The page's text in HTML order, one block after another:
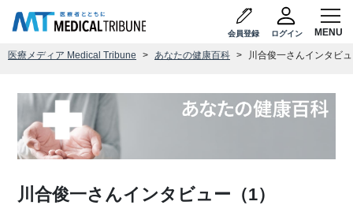
会員登録 ログイン
医療メディア Medical Tribune あなたの健康百科 川合俊一さんインタビ
川合俊一さんインタビュー（1）